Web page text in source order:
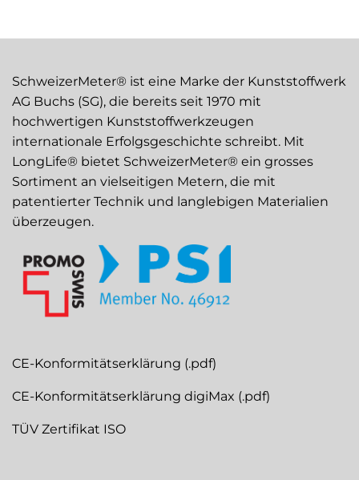
SchweizerMeter® ist eine Marke der Kunststoffwerk
AG Buchs (SG), die bereits seit 1970 mit
hochwertigen Kunststoffwerkzeugen
internationale Erfolgsgeschichte schreibt. Mit
LongLife® bietet SchweizerMeter® ein grosses
Sortiment an vielseitigen Metern, die mit
patentierter Technik und langlebigen Materialien
überzeugen.
CE-Konformitätserklärung (.pdf)
CE-Konformitätserklärung digiMax (.pdf)
TÜV Zertifikat ISO